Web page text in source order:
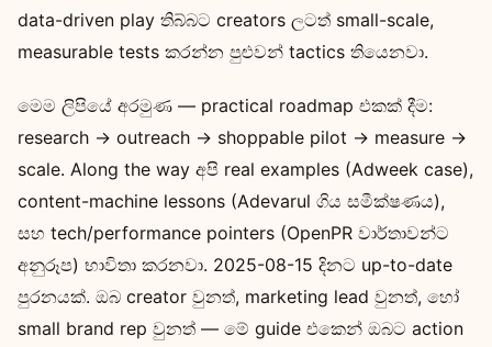
data-driven play තිබ්බට creators ලටත් small-scale,
measurable tests කරන්න පුළුවන් tactics තියෙනවා.
මෙම ලිපියේ අරමුණ — practical roadmap එකක් දීම:
research → outreach → shoppable pilot → measure →
scale. Along the way අපි real examples (Adweek case),
content-machine lessons (Adevarul ගිය සමීක්ෂණය),
සහ tech/performance pointers (OpenPR වාර්තාවන්ට
අනුරූප) භාවිතා කරනවා. 2025-08-15 දිනට up-to-date
පුරනයක්. ඔබ creator වුනත්, marketing lead වුනත්, හෝ
small brand rep වුනත් — මේ guide එකෙන් ඔබට action